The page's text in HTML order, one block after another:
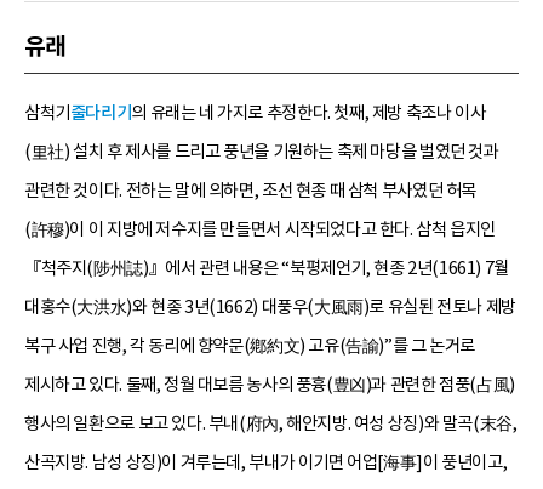
유래
삼척기 줄다리기 의 유래는 네 가지로 추정한다. 첫째, 제방 축조나 이사
(里社) 설치 후 제사를 드리고 풍년을 기원하는 축제 마당을 벌였던 것과
관련한 것이다. 전하는 말에 의하면, 조선 현종 때 삼척 부사였던 허목
(許穆)이 이 지방에 저수지를 만들면서 시작되었다고 한다. 삼척 읍지인
『척주지(陟州誌)』에서 관련 내용은 “북평제언기, 현종 2년(1661) 7월
대홍수(大洪水)와 현종 3년(1662) 대풍우(大風雨)로 유실된 전토나 제방
복구 사업 진행, 각 동리에 향약문(鄕約文) 고유(告諭)”를 그 논거로
제시하고 있다. 둘째, 정월 대보름 농사의 풍흉(豊凶)과 관련한 점풍(占風)
행사의 일환으로 보고 있다. 부내(府內, 해안지방. 여성 상징)와 말곡(末谷,
산곡지방. 남성 상징)이 겨루는데, 부내가 이기면 어업[海事]이 풍년이고,